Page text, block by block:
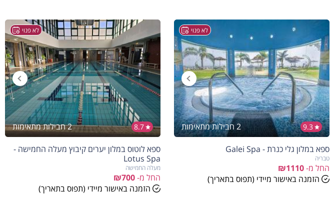
לא פנוי
9.3 2 חבילות מתאימות
ספא במלון גלי כנרת - Galei Spa
טבריה
החל מ-₪1110
הזמנה באישור מיידי (תפוס בתאריך)
לא פנוי
8.7 2 חבילות מתאימות
ספא לוטוס במלון יערים קיבוץ מעלה החמישה -
Lotus Spa
מעלה החמישה
החל מ-₪700
הזמנה באישור מיידי (תפוס בתאריך)